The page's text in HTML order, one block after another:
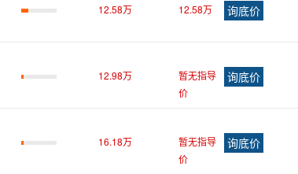
12.58万 12.58万
12.98万
暂无指导
价
16.18万
暂无指导
价